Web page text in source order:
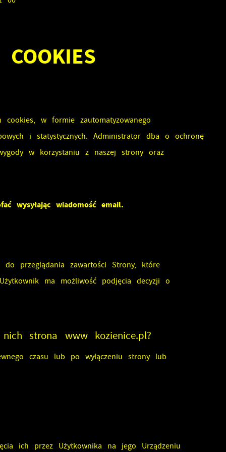
w formie zautomatyzowanego
i statystycznych. Administrator dba o ochronę
w korzystaniu z naszej strony oraz
wysyłając wiadomość email.
przeglądania zawartości Strony, które
ma możliwość podjęcia decyzji o
strona www kozienice.pl?
czasu lub po wyłączeniu strony lub
ich przez Użytkownika na jego Urządzeniu